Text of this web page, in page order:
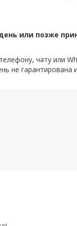
или позже
чату или
не гарантирована